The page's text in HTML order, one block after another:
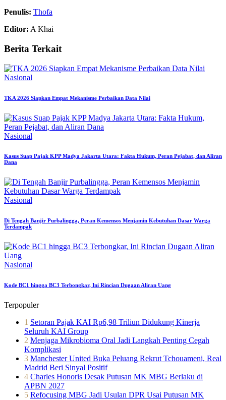
Penulis: Thofa
Editor: A Khai
Berita Terkait
Nasional
TKA 2026 Siapkan Empat Mekanisme Perbaikan Data Nilai
Nasional
Kasus Suap Pajak KPP Madya Jakarta Utara: Fakta Hukum, Peran Pejabat, dan Aliran
Dana
Nasional
Di Tengah Banjir Purbalingga, Peran Kemensos Menjamin Kebutuhan Dasar Warga
Terdampak
Nasional
Kode BC1 hingga BC3 Terbongkar, Ini Rincian Dugaan Aliran Uang
Terpopuler
1 Setoran Pajak KAI Rp6,98 Triliun Didukung Kinerja
Seluruh KAI Group
2 Menjaga Mikrobioma Oral Jadi Langkah Penting Cegah
Komplikasi
3 Manchester United Buka Peluang Rekrut Tchouameni, Real
Madrid Beri Sinyal Positif
4 Charles Honoris Desak Putusan MK MBG Berlaku di
APBN 2027
5 Refocusing MBG Jadi Usulan DPR Usai Putusan MK